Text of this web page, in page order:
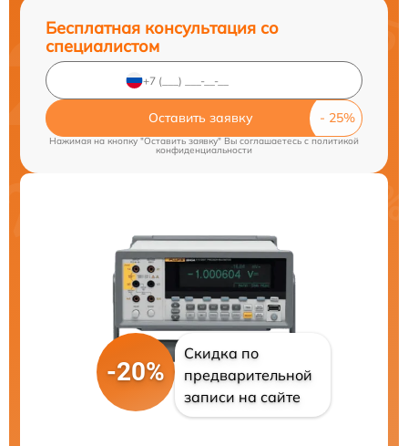
Бесплатная консультация со
специалистом
Оставить заявку
Нажимая на кнопку "Оставить заявку" Вы соглашаетесь cполитикой
конфиденциальности
-20%
Скидка по
предварительной
записи на сайте